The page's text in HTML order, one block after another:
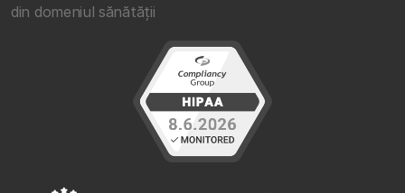
din domeniul sănătății